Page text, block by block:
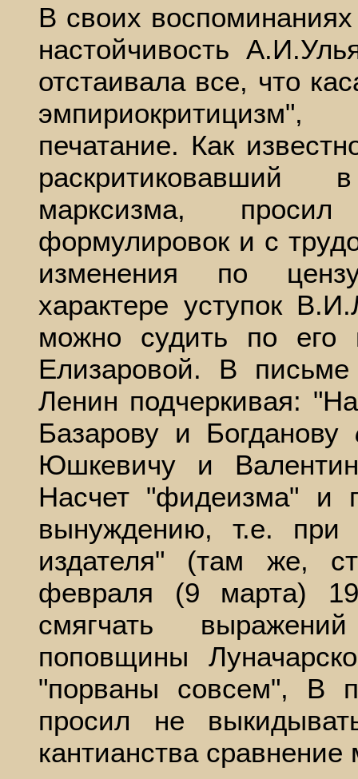
В своих
настойчивость
отстаивала все, что
печатание. Как
раскритиковавший
марксизма,
формулировок и с
изменения по
характере уступок
можно судить по
Елизаровой. В
Ленин подчеркивая:
Базарову и Богданову
Юшкевичу и
Насчет "фидеизма" и
вынуждению, т.е. при
издателя" (там же,
февраля (9 марта)
смягчать
поповщины
"порваны совсем", В
просил не
кантианства